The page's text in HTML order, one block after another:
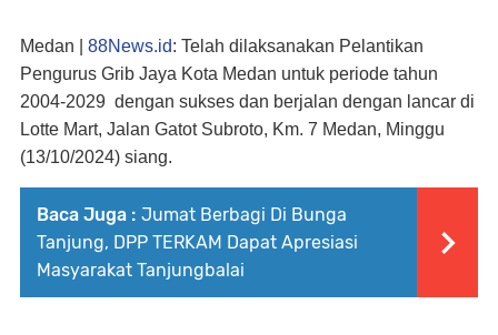
Medan | 88News.id: Telah dilaksanakan Pelantikan
Pengurus Grib Jaya Kota Medan untuk periode tahun
2004-2029 dengan sukses dan berjalan dengan lancar di
Lotte Mart, Jalan Gatot Subroto, Km. 7 Medan, Minggu
(13/10/2024) siang.
Baca Juga : Jumat Berbagi Di Bunga
Tanjung, DPP TERKAM Dapat Apresiasi
Masyarakat Tanjungbalai